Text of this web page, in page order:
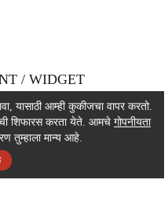
/ WIDGET
/ WIDGET
/ WIDGET
यासाठी आम्ही कुकीजचा वापर करतो.
शिफारस करता येते. आमचे गोपनीयता
तुम्हाला मान्य आहे.